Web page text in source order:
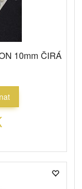
10mm ČIRÁ